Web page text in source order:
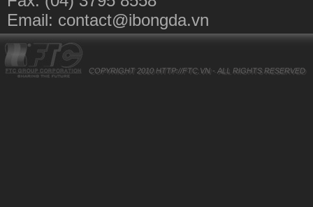
Email: contact@ibongda.vn
COPYRIGHT 2010 HTTP://FTC.VN - ALL RIGHTS RESERVED